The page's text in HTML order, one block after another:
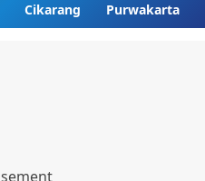
Cikarang Purwakarta